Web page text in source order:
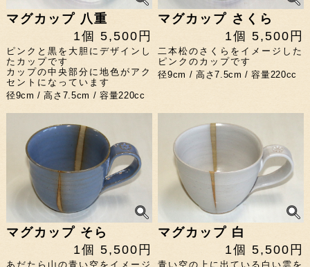
マグカップ 八重
1個 5,500円
ピンクと黒を大胆にデザインし
たカップです
カップの中央部分に地色がアク
セントになっています
径9cm / 高さ7.5cm / 容量220cc
マグカップ さくら
1個 5,500円
二本松のさくらをイメージした
ピンクのカップです
径9cm / 高さ7.5cm / 容量220cc
マグカップ そら
1個 5,500円
あだたら山の青い空をイメージ
マグカップ 白
1個 5,500円
青い空の上に出ている白い雲を